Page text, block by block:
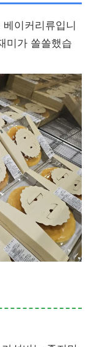
이커리류입니
미가 쏠쏠했습